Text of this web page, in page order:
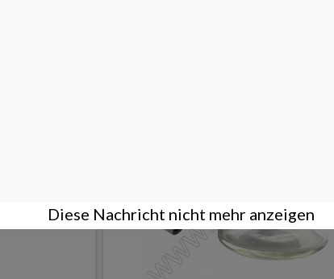
auch ...
Diese Nachricht nicht mehr anzeigen